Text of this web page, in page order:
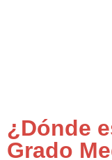
¿Dónde
Grado